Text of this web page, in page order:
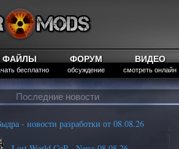
ФАЙЛЫ
бесплатно
ФОРУМ
обсуждение
ВИДЕО
смотреть онлайн
Последние новости
- новости разработки от 08.08.26